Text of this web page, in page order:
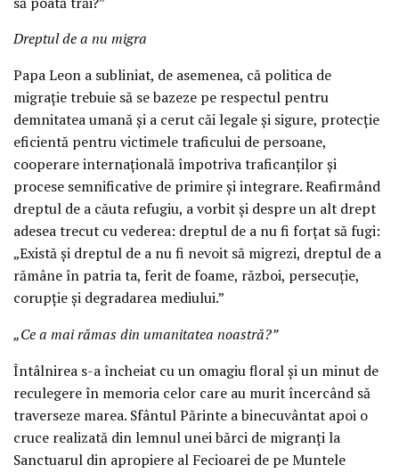
Dreptul de a nu migra
Papa Leon a subliniat, de asemenea, că politica de
migrație trebuie să se bazeze pe respectul pentru
demnitatea umană și a cerut căi legale și sigure, protecție
eficientă pentru victimele traficului de persoane,
cooperare internațională împotriva traficanților și
procese semnificative de primire și integrare. Reafirmând
dreptul de a căuta refugiu, a vorbit și despre un alt drept
adesea trecut cu vederea: dreptul de a nu fi forțat să fugi:
„Există și dreptul de a nu fi nevoit să migrezi, dreptul de a
rămâne în patria ta, ferit de foame, război, persecuție,
corupție și degradarea mediului.”
„Ce a mai rămas din umanitatea noastră?”
Întâlnirea s-a încheiat cu un omagiu floral și un minut de
reculegere în memoria celor care au murit încercând să
traverseze marea. Sfântul Părinte a binecuvântat apoi o
cruce realizată din lemnul unei bărci de migranți la
Sanctuarul din apropiere al Fecioarei de pe Muntele